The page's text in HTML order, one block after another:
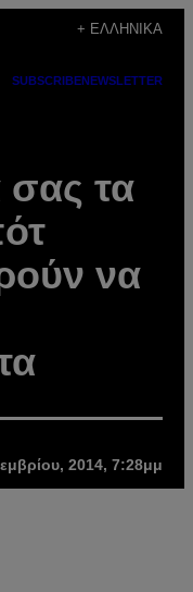
+ ΕΛΛΗΝΙΚΆ
SUBSCRIBENEWSLETTER
σας τα
να
2014, 7:28μμ